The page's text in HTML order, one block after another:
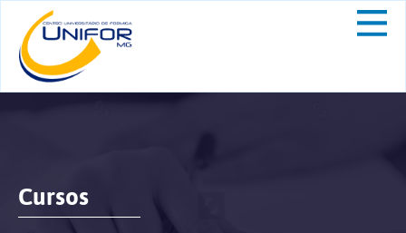
Cursos